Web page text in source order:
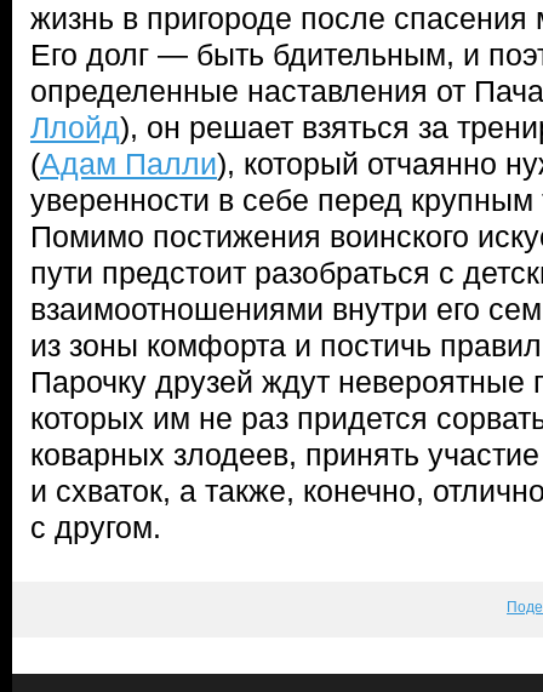
жизнь в пригороде после
Его долг — быть бдительным, и
определенные наставления от
Ллойд), он решает взяться за
(Адам Палли), который отчаянно
уверенности в себе перед крупным
Помимо постижения воинского
пути предстоит разобраться с
взаимоотношениями внутри его
из зоны комфорта и постичь
Парочку друзей ждут невероятные
которых им не раз придется
коварных злодеев, принять
и схваток, а также, конечно,
с другом.